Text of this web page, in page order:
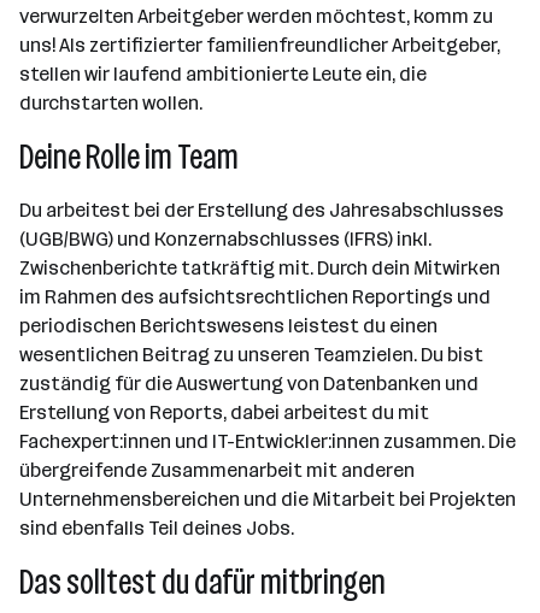
verwurzelten Arbeitgeber werden möchtest, komm zu
uns! Als zertifizierter familienfreundlicher Arbeitgeber,
stellen wir laufend ambitionierte Leute ein, die
durchstarten wollen.
Deine Rolle im Team
Du arbeitest bei der Erstellung des Jahresabschlusses
(UGB/BWG) und Konzernabschlusses (IFRS) inkl.
Zwischenberichte tatkräftig mit. Durch dein Mitwirken
im Rahmen des aufsichtsrechtlichen Reportings und
periodischen Berichtswesens leistest du einen
wesentlichen Beitrag zu unseren Teamzielen. Du bist
zuständig für die Auswertung von Datenbanken und
Erstellung von Reports, dabei arbeitest du mit
Fachexpert:innen und IT-Entwickler:innen zusammen. Die
übergreifende Zusammenarbeit mit anderen
Unternehmensbereichen und die Mitarbeit bei Projekten
sind ebenfalls Teil deines Jobs.
Das solltest du dafür mitbringen